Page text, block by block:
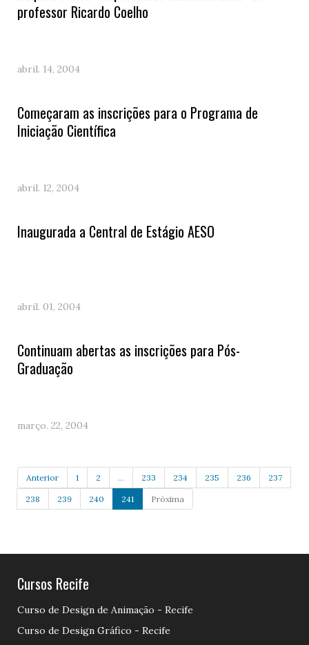
professor Ricardo Coelho
abril. 14, 2004
Começaram as inscrições para o Programa de
Iniciação Científica
abril. 12, 2004
Inaugurada a Central de Estágio AESO
abril. 01, 2004
Continuam abertas as inscrições para Pós-
Graduação
março. 22, 2004
Anterior 1 2 ... 233 234 235 236 237
238 239 240 241 Próxima
Cursos Recife
Curso de Design de Animação - Recife
Curso de Design Gráfico - Recife